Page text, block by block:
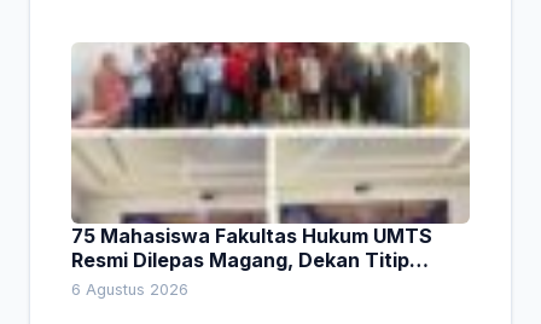
75 Mahasiswa Fakultas Hukum UMTS
Resmi Dilepas Magang, Dekan Titip
Empat Pesan Penting
6 Agustus 2026